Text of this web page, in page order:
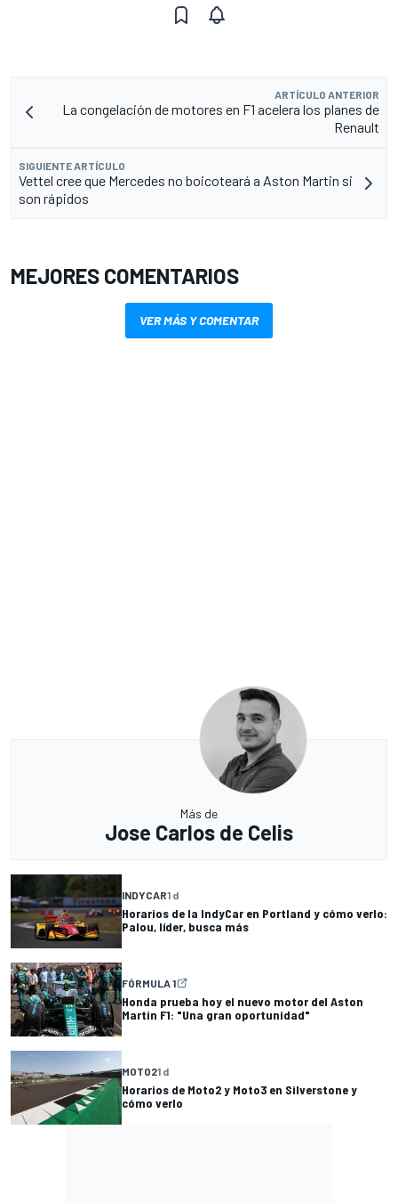
ARTÍCULO ANTERIOR
La congelación de motores en F1 acelera los planes de
Renault
SIGUIENTE ARTÍCULO
Vettel cree que Mercedes no boicoteará a Aston Martin si
son rápidos
MEJORES COMENTARIOS
VER MÁS Y COMENTAR
Más de
Jose Carlos de Celis
INDYCAR1 d
Horarios de la IndyCar en Portland y cómo verlo:
Palou, líder, busca más
FÓRMULA 1
Honda prueba hoy el nuevo motor del Aston
Martin F1: "Una gran oportunidad"
MOTO21 d
Horarios de Moto2 y Moto3 en Silverstone y
cómo verlo